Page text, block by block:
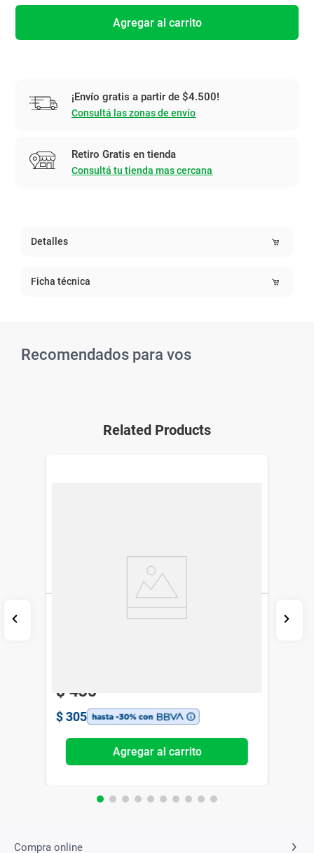
Agregar al carrito
¡Envío gratis a partir de $4.500!
Consultá las zonas de envío
Retiro Gratis en tienda
Consultá tu tienda mas cercana
Detalles
Ficha técnica
Recomendados para vos
Related Products
$ 435
$ 305
Agregar al carrito
Compra online